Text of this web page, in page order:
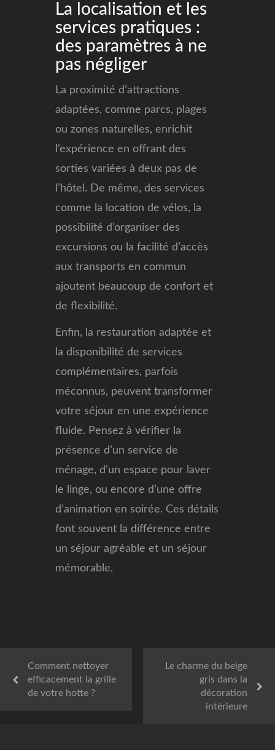
La localisation et les
services pratiques :
des paramètres à ne
pas négliger
La proximité d’attractions
adaptées, comme parcs, plages
ou zones naturelles, enrichit
l’expérience en offrant des
sorties variées à deux pas de
l’hôtel. De même, des services
comme la location de vélos, la
possibilité d’organiser des
excursions ou la facilité d’accès
aux transports en commun
ajoutent beaucoup de confort et
de flexibilité.
Enfin, la restauration adaptée et
la disponibilité de services
complémentaires, parfois
méconnus, peuvent transformer
votre séjour en une expérience
fluide. Pensez à vérifier la
présence d’un service de
ménage, d’un espace pour laver
le linge, ou encore d’une offre
d’animation en soirée. Ces détails
font souvent la différence entre
un séjour agréable et un séjour
mémorable.
Comment nettoyer
efficacement la grille
de votre hotte ?
Le charme du beige
gris dans la
décoration
intérieure